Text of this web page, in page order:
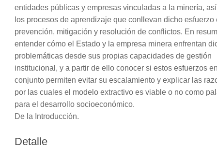
entidades públicas y empresas vinculadas a la minería,
los procesos de aprendizaje que conllevan dicho esfuerzo
prevención, mitigación y resolución de conflictos. En
entender cómo el Estado y la empresa minera enfrentan
problemáticas desde sus propias capacidades de gestión
institucional, y a partir de ello conocer si estos esfuerzos
conjunto permiten evitar su escalamiento y explicar las
por las cuales el modelo extractivo es viable o no como
para el desarrollo socioeconómico.
De la Introducción.
Detalle